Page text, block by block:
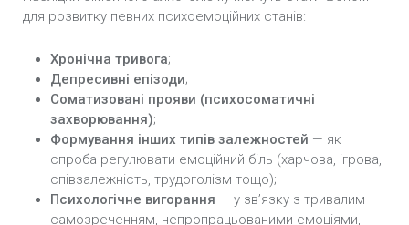
для розвитку певних психоемоційних станів:
Хронічна тривога;
Депресивні епізоди;
Соматизовані прояви (психосоматичні
захворювання);
Формування інших типів залежностей — як
спроба регулювати емоційний біль (харчова, ігрова,
співзалежність, трудоголізм тощо);
Психологічне вигорання — у зв’язку з тривалим
самозреченням, непропрацьованими емоціями,